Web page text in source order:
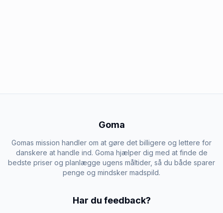
Goma
Gomas mission handler om at gøre det billigere og lettere for
danskere at handle ind. Goma hjælper dig med at finde de
bedste priser og planlægge ugens måltider, så du både sparer
penge og mindsker madspild.
Har du feedback?